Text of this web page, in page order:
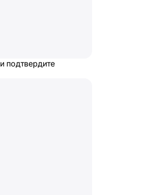
и подтвердите